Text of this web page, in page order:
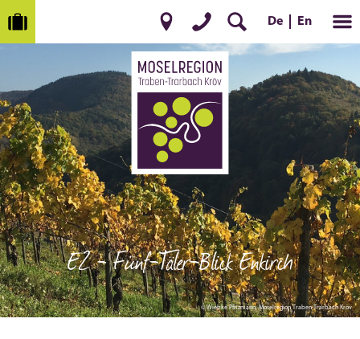
De En
© Wiebke Pfitzmann, Moselregion Traben-Trarbach Kröv
E2 - Fünf-Täler-Blick Enkirch